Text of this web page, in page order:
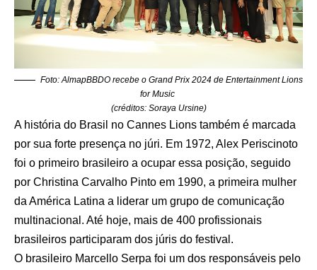
Foto: AlmapBBDO recebe o Grand Prix 2024 de Entertainment Lions
for Music
(créditos: Soraya Ursine)
A história do Brasil no Cannes Lions também é marcada
por sua forte presença no júri. Em 1972, Alex Periscinoto
foi o primeiro brasileiro a ocupar essa posição, seguido
por Christina Carvalho Pinto em 1990, a primeira mulher
da América Latina a liderar um grupo de comunicação
multinacional. Até hoje, mais de 400 profissionais
brasileiros participaram dos júris do festival.
O brasileiro Marcello Serpa foi um dos responsáveis pelo